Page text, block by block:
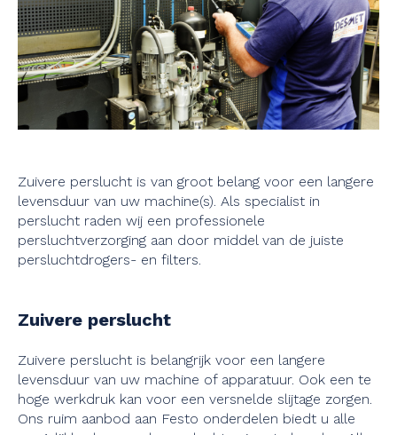
Zuivere perslucht is van groot belang voor een langere
levensduur van uw machine(s). Als specialist in
perslucht raden wij een professionele
persluchtverzorging aan door middel van de juiste
persluchtdrogers- en filters.
Zuivere perslucht
Zuivere perslucht is belangrijk voor een langere
levensduur van uw machine of apparatuur. Ook een te
hoge werkdruk kan voor een versnelde slijtage zorgen.
Ons ruim aanbod aan Festo onderdelen biedt u alle